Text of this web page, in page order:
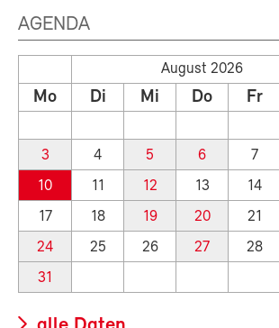
AGENDA
August 2026
Mo Di Mi Do Fr
3
4 5 6 7
10
11 12 13 14
17
18 19 20 21
24
25 26 27 28
31